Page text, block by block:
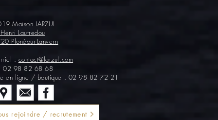
Maison LARZUL
Lautredou
Plonéour-Lanvern
: contact@larzul.com
02 98 82 68 68
en ligne / boutique : 02 98 82 72 21
rejoindre / recrutement